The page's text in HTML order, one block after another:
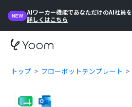
NEW
AIワーカー機能であなただけのAI社員を
詳しくはこちら
トップ フローボットテンプレート